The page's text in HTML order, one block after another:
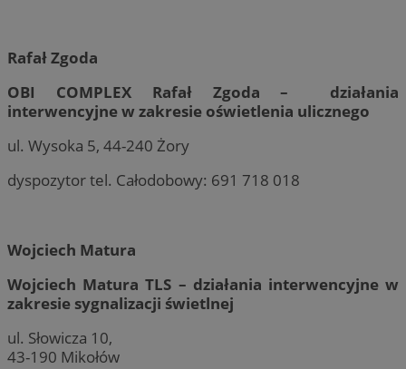
Rafał Zgoda
OBI COMPLEX Rafał Zgoda – działania
interwencyjne w zakresie oświetlenia ulicznego
ul. Wysoka 5, 44-240 Żory
dyspozytor tel. Całodobowy: 691 718 018
Wojciech Matura
Wojciech Matura TLS – działania interwencyjne w
zakresie sygnalizacji świetlnej
ul. Słowicza 10,
43-190 Mikołów